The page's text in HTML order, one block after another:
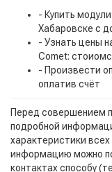
- Купить
Хабаровске с
- Узнать цены
Comet:
- Произвести
оплатив счёт
Перед совершением
подробной
характеристики
информацию можно
контактах способу